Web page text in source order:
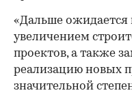
«Дальше ожидается
увеличением
проектов, а также
реализацию новых
значительной